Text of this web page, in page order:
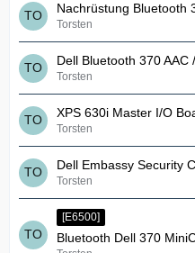
Nachrüstung Bluetooth
Torsten
Dell Bluetooth 370 AAC
Torsten
XPS 630i Master I/O
Torsten
Dell Embassy Security
Torsten
[E6500]
Bluetooth Dell 370